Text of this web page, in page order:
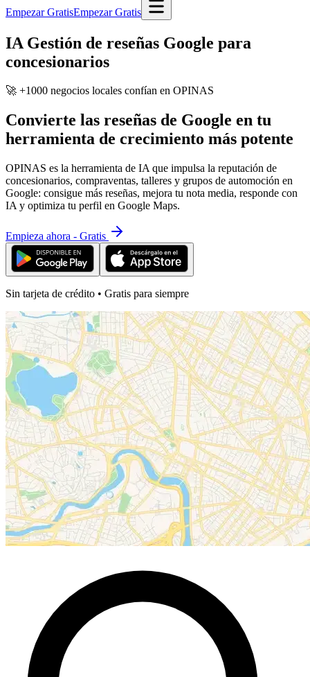
Empezar GratisEmpezar Gratis
IA Gestión de reseñas Google para
concesionarios
🚀 +1000 negocios locales confían en OPINAS
Convierte las reseñas de Google en tu
herramienta de crecimiento más potente
OPINAS es la herramienta de IA que impulsa la reputación de
concesionarios, compraventas, talleres y grupos de automoción en
Google: consigue más reseñas, mejora tu nota media, responde con
IA y optimiza tu perfil en Google Maps.
Empieza ahora - Gratis
Sin tarjeta de crédito • Gratis para siempre